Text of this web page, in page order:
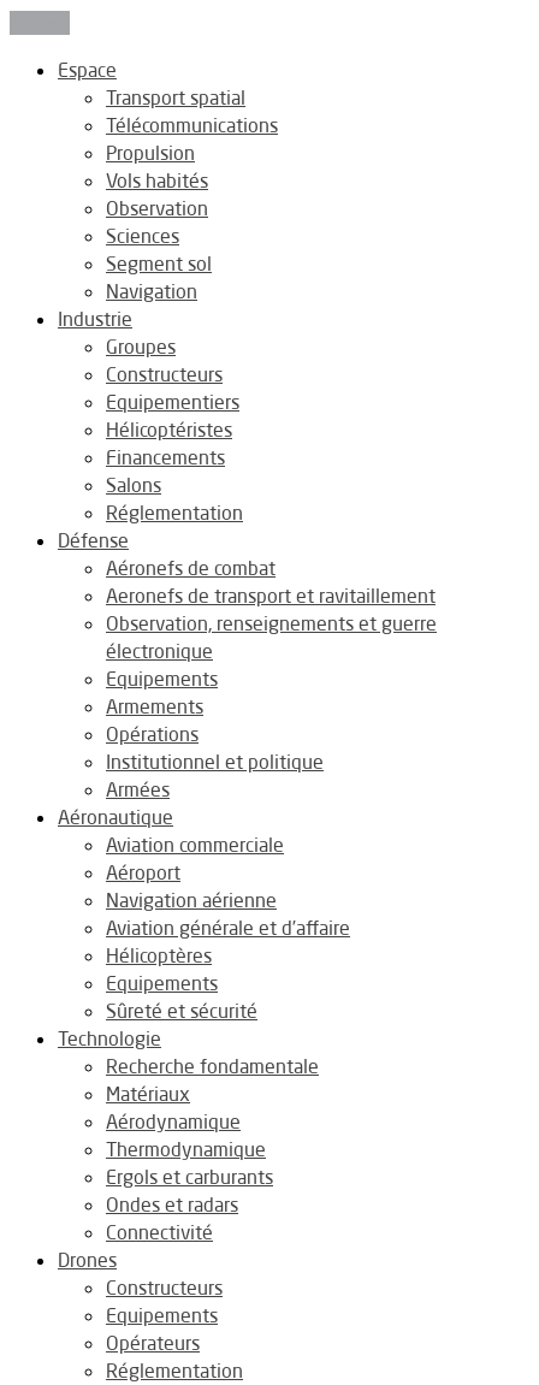
Espace
Transport spatial
Télécommunications
Propulsion
Vols habités
Observation
Sciences
Segment sol
Navigation
Industrie
Groupes
Constructeurs
Equipementiers
Hélicoptéristes
Financements
Salons
Réglementation
Défense
Aéronefs de combat
Aeronefs de transport et ravitaillement
Observation, renseignements et guerre
électronique
Equipements
Armements
Opérations
Institutionnel et politique
Armées
Aéronautique
Aviation commerciale
Aéroport
Navigation aérienne
Aviation générale et d’affaire
Hélicoptères
Equipements
Sûreté et sécurité
Technologie
Recherche fondamentale
Matériaux
Aérodynamique
Thermodynamique
Ergols et carburants
Ondes et radars
Connectivité
Drones
Constructeurs
Equipements
Opérateurs
Réglementation